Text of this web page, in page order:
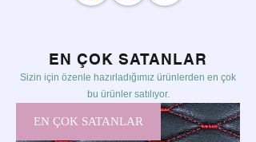
EN ÇOK SATANLAR
Sizin için özenle hazırladığımız ürünlerden en çok
bu ürünler satılıyor.
EN ÇOK SATANLAR